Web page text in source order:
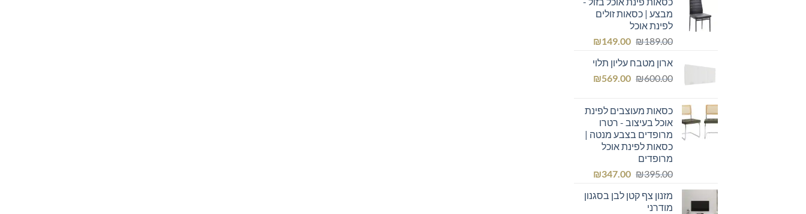
היה:
₪799.00.
הוא:
מבצע | כסאות זולים
לפינת אוכל
₪189.00
המחיר
היה:
₪189.00.
₪149.00
המחיר
הוא:
₪149.00.
ארון מטבח עליון תלוי
₪600.00
המחיר
₪600.00.
₪569.00
המחיר
₪569.00.כסאות מעוצבים לפינת
אוכל בעיצוב - רטרו
מרופדים בצבע מנטה |
כסאות לפינת אוכל
מרופדים
₪395.00
המחיר
היה:
₪347.00
המחיר
הוא:
מזנון צף קטן לבן בסגנון
מודרני